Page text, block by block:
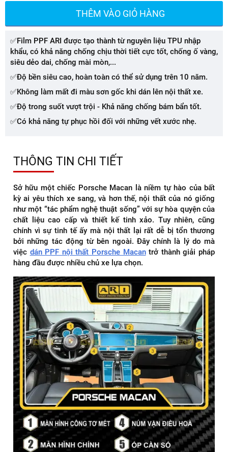
THÊM VÀO GIỎ HÀNG
✅Film PPF ARI được tạo thành từ nguyên liệu TPU nhập
khẩu, có khả năng chống chịu thời tiết cực tốt, chống ố vàng,
siêu dẻo dai, chống mài mòn,...
✅Độ bền siêu cao, hoàn toàn có thể sử dụng trên 10 năm.
✅Không làm mất đi màu sơn gốc khi dán lên nội thất xe.
✅Độ trong suốt vượt trội - Khả năng chống bám bẩn tốt.
✅Có khả năng tự phục hồi đối với những vết xước nhẹ.
THÔNG TIN CHI TIẾT
Sở hữu một chiếc Porsche Macan là niềm tự hào của bất
kỳ ai yêu thích xe sang, và hơn thế, nội thất của nó giống
như một “tác phẩm nghệ thuật sống” với sự hòa quyện của
chất liệu cao cấp và thiết kế tinh xảo. Tuy nhiên, cũng
chính vì sự tinh tế ấy mà nội thất lại rất dễ bị tổn thương
bởi những tác động từ bên ngoài. Đây chính là lý do mà
việc dán PPF nội thất Porsche Macantrở thành giải pháp
hàng đầu được nhiều chủ xe lựa chọn.